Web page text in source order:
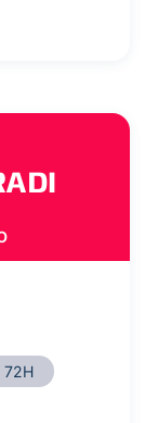
72H